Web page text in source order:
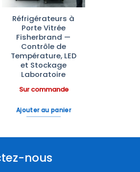
Réfrigérateurs à
Porte Vitrée
Fisherbrand —
Contrôle de
Température, LED
et Stockage
Laboratoire
Sur commande
Ajouter au panier
nous